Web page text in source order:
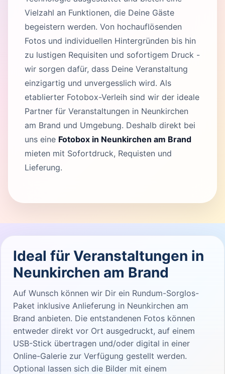
Vielzahl an Funktionen, die Deine Gäste
begeistern werden. Von hochauflösenden
Fotos und individuellen Hintergründen bis hin
zu lustigen Requisiten und sofortigem Druck -
wir sorgen dafür, dass Deine Veranstaltung
einzigartig und unvergesslich wird. Als
etablierter Fotobox-Verleih sind wir der ideale
Partner für Veranstaltungen in Neunkirchen
am Brand und Umgebung. Deshalb direkt bei
uns eine Fotobox in Neunkirchen am Brand
mieten mit Sofortdruck, Requisten und
Lieferung.
Ideal für Veranstaltungen in
Neunkirchen am Brand
Auf Wunsch können wir Dir ein Rundum-Sorglos-
Paket inklusive Anlieferung in Neunkirchen am
Brand anbieten. Die entstandenen Fotos können
entweder direkt vor Ort ausgedruckt, auf einem
USB-Stick übertragen und/oder digital in einer
Online-Galerie zur Verfügung gestellt werden.
Optional lassen sich die Bilder mit einem